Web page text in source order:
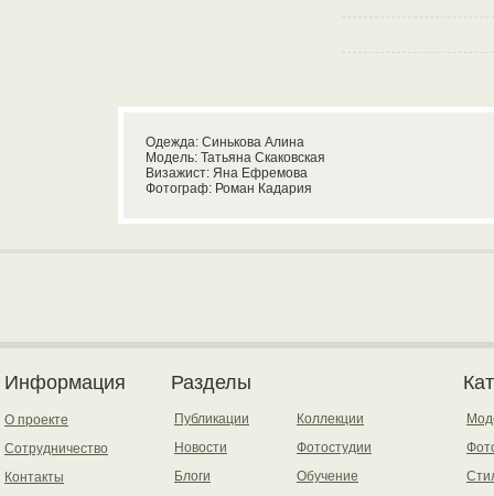
Одежда: Синькова Алина
Модель: Татьяна Скаковская
Визажист: Яна Ефремова
Фотограф: Роман Кадария
Информация
О проекте
Сотрудничество
Контакты
Разделы
Публикации
Новости
Блоги
Коллекции
Фотостудии
Обучение